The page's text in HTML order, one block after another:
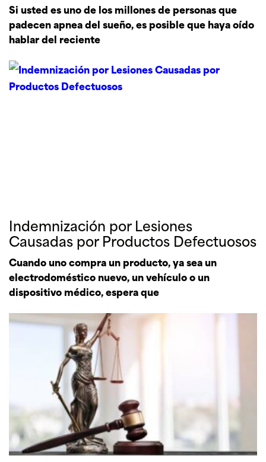
Si usted es uno de los millones de personas que
padecen apnea del sueño, es posible que haya oído
hablar del reciente
Indemnización por Lesiones
Causadas por Productos Defectuosos
Cuando uno compra un producto, ya sea un
electrodoméstico nuevo, un vehículo o un
dispositivo médico, espera que